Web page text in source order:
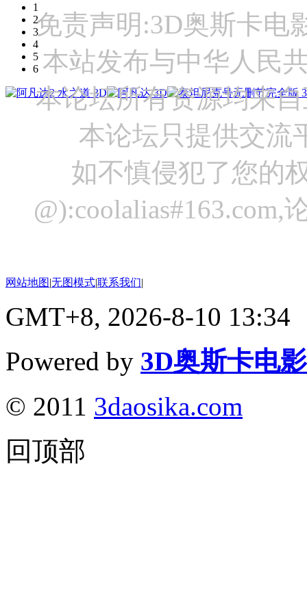
1
2
3
4
5
6
免责声明:3D奥斯卡电
本站发布与中华人民
本论坛所有资源均来
本论坛只提供交流
如不慎侵犯了您的
网站地图|无图模式|联系我们|
GMT+8, 2026-8-10 13:34
Powered by 3D奥斯卡电
© 2011 3daosika.com
回顶部